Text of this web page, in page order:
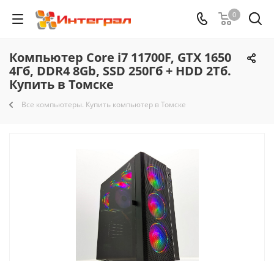
0
Компьютер Core i7 11700F, GTX 1650
4Гб, DDR4 8Gb, SSD 250Гб + HDD 2Тб.
Купить в Томске
Все компьютеры. Купить компьютер в Томске